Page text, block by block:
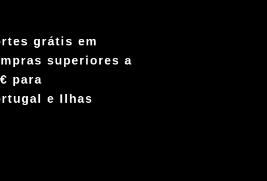
grátis em
superiores a
para
e Ilhas